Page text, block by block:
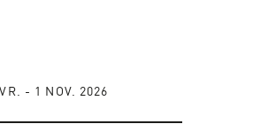
- 1 NOV. 2026